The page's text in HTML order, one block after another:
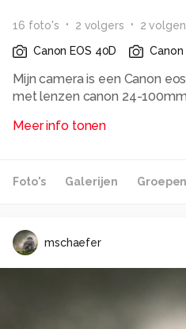
16 foto's 2 volgers 2
Canon EOS 40D
Canon
Mijn camera is een Canon
met lenzen canon 24-
F 2.8, canon groothoek 20-
Alle rechten voorbehouden
Meer info tonen
Foto's Galerijen Groepen
mschaefer